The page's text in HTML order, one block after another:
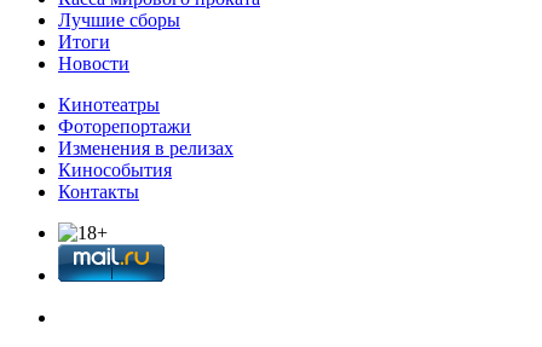
Лучшие сборы
Итоги
Новости
Кинотеатры
Фоторепортажи
Изменения в релизах
Кинособытия
Контакты